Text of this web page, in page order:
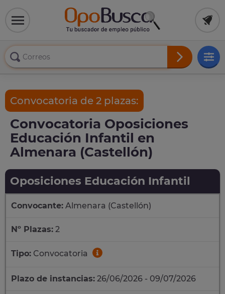
Convocatoria de 2 plazas:
Convocatoria Oposiciones
Educación Infantil en
Almenara (Castellón)
Oposiciones Educación Infantil
Convocante: Almenara (Castellón)
Nº Plazas: 2
Tipo: Convocatoria
Plazo de instancias: 26/06/2026 - 09/07/2026